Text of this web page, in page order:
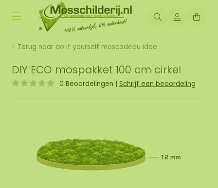
Terug naar do it yourself moscadeau idee
DIY ECO mospakket 100 cm cirkel
0 Beoordelingen | Schrijf een beoordeling